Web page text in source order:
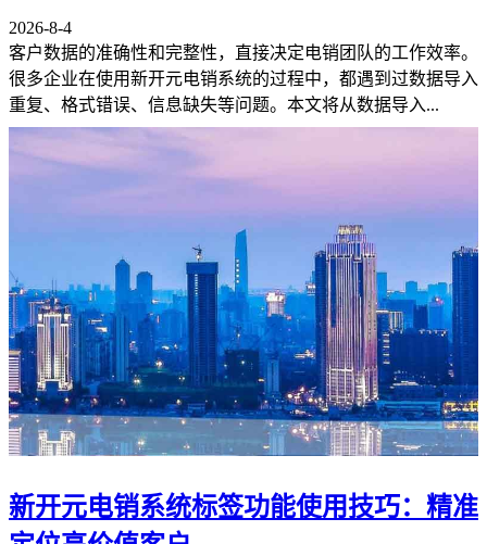
2026-8-4
客户数据的准确性和完整性，直接决定电销团队的工作效率。
很多企业在使用新开元电销系统的过程中，都遇到过数据导入
重复、格式错误、信息缺失等问题。本文将从数据导入...
新开元电销系统标签功能使用技巧：精准